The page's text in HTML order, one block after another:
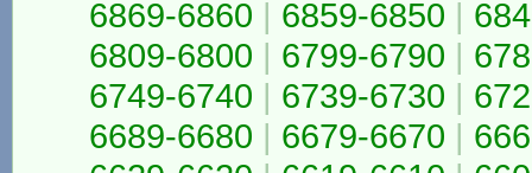
6869-6860 | 6859-6850 |
6809-6800 | 6799-6790 |
6749-6740 | 6739-6730 |
6689-6680 | 6679-6670 |